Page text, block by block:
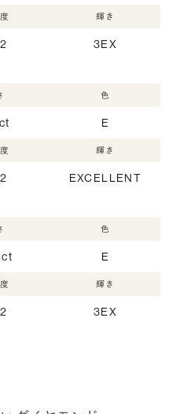
輝き
3EX
色
E
輝き
EXCELLENT
色
E
輝き
3EX